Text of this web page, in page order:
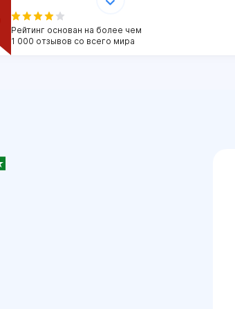
Рейтинг основан на более чем
1 000 отзывов со всего мира